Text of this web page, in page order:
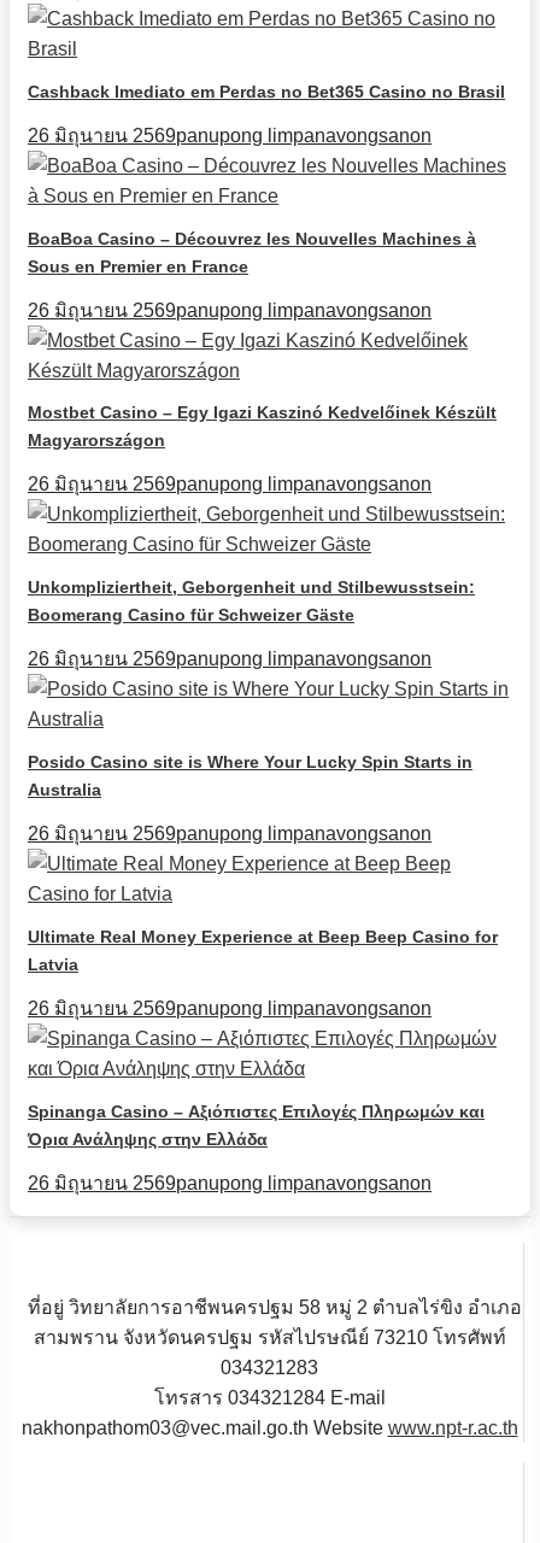
Cashback Imediato em Perdas no Bet365 Casino no Brasil
26 มิถุนายน 2569panupong limpanavongsanon
BoaBoa Casino – Découvrez les Nouvelles Machines à
Sous en Premier en France
26 มิถุนายน 2569panupong limpanavongsanon
Mostbet Casino – Egy Igazi Kaszinó Kedvelőinek Készült
Magyarországon
26 มิถุนายน 2569panupong limpanavongsanon
Unkompliziertheit, Geborgenheit und Stilbewusstsein:
Boomerang Casino für Schweizer Gäste
26 มิถุนายน 2569panupong limpanavongsanon
Posido Casino site is Where Your Lucky Spin Starts in
Australia
26 มิถุนายน 2569panupong limpanavongsanon
Ultimate Real Money Experience at Beep Beep Casino for
Latvia
26 มิถุนายน 2569panupong limpanavongsanon
Spinanga Casino – Αξιόπιστες Επιλογές Πληρωμών και
Όρια Ανάληψης στην Ελλάδα
26 มิถุนายน 2569panupong limpanavongsanon
ที่อยู่ วิทยาลัยการอาชีพนครปฐม 58 หมู่ 2 ตำบลไร่ขิง อำเภอ
สามพราน จังหวัดนครปฐม รหัสไปรษณีย์ 73210 โทรศัพท์
034321283
โทรสาร 034321284 E-mail
nakhonpathom03@vec.mail.go.th Website www.npt-r.ac.th